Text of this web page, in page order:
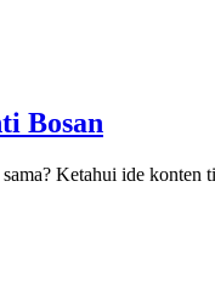
Bosan
Ketahui ide